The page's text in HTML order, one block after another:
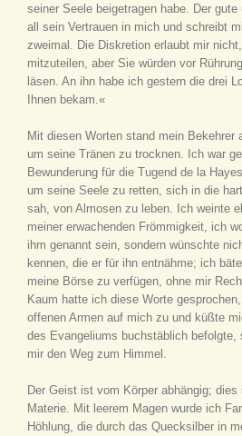
seiner Seele beigetragen habe. Der
all sein Vertrauen in mich und schreibt
zweimal. Die Diskretion erlaubt mir
mitzuteilen, aber Sie würden vor
läsen. An ihn habe ich gestern die drei
Ihnen bekam.«
Mit diesen Worten stand mein Bekehrer
um seine Tränen zu trocknen. Ich war
Bewunderung für die Tugend de la
um seine Seele zu retten, sich in die
sah, von Almosen zu leben. Ich weinte
meiner erwachenden Frömmigkeit, ich
ihm genannt sein, sondern wünschte
kennen, die er für ihn entnähme; ich
meine Börse zu verfügen, ohne mir
Kaum hatte ich diese Worte
offenen Armen auf mich zu und küßte
des Evangeliums buchstäblich befolgte,
mir den Weg zum Himmel.
Der Geist ist vom Körper abhängig;
Materie. Mit leerem Magen wurde ich
Höhlung, die durch das Quecksilber in